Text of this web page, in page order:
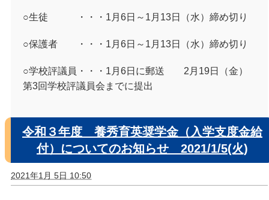
○生徒 ・・・1月6日～1月13日（水）締め切り
○保護者 ・・・1月6日～1月13日（水）締め切り
○学校評議員・・・1月6日に郵送 2月19日（金）
第3回学校評議員会までに提出
令和３年度 養秀育英奨学金（入学支度金給
付）についてのお知らせ 2021/1/5(火)
2021年1月 5日 10:50